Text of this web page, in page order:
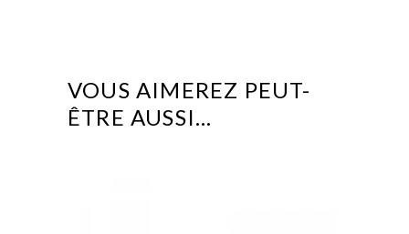
VOUS AIMEREZ PEUT-
ÊTRE AUSSI…